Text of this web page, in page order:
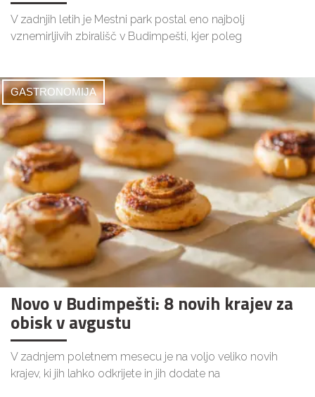
V zadnjih letih je Mestni park postal eno najbolj
vznemirljivih zbirališč v Budimpešti, kjer poleg
GASTRONOMIJA
Novo v Budimpešti: 8 novih krajev za
obisk v avgustu
V zadnjem poletnem mesecu je na voljo veliko novih
krajev, ki jih lahko odkrijete in jih dodate na